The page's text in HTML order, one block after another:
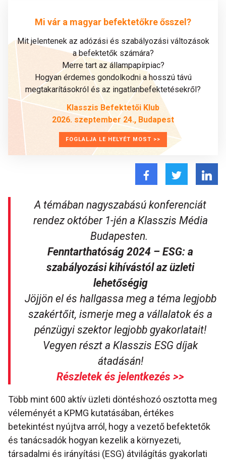
Mi vár a magyar befektetőkre ősszel?
Mit jelentenek az adózási és szabályozási változások
a befektetők számára?
Merre tart az állampapírpiac?
Hogyan érdemes gondolkodni a hosszú távú
megtakarításokról és az ingatlanbefektetésekről?
Klasszis Befektetői Klub
2026. szeptember 24., Budapest
FOGLALJA LE HELYÉT MOST >>
A témában nagyszabású konferenciát
rendez október 1-jén a Klasszis Média
Budapesten.
Fenntarthatóság 2024 – ESG: a
szabályozási kihívástól az üzleti
lehetőségig
Jöjjön el és hallgassa meg a téma legjobb
szakértőit, ismerje meg a vállalatok és a
pénzügyi szektor legjobb gyakorlatait!
Vegyen részt a Klasszis ESG díjak
átadásán!
Részletek és jelentkezés >>
Több mint 600 aktív üzleti döntéshozó osztotta meg
véleményét a KPMG kutatásában, értékes
betekintést nyújtva arról, hogy a vezető befektetők
és tanácsadók hogyan kezelik a környezeti,
társadalmi és irányítási (ESG) átvilágítás gyakorlati